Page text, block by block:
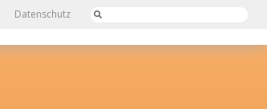
Datenschutz